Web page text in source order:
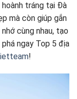
tráng tại Đà
mà còn giúp gắn
cùng nhau, tạo
ngay Top 5 địa
!